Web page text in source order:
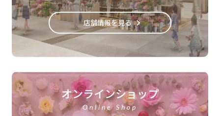
店舗情報を見る
オンラインショップ
Online Shop